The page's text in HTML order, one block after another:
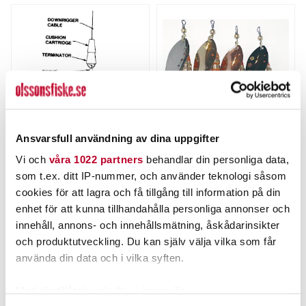
Ansvarsfull användning av dina uppgifter
Vi och våra 1022 partners behandlar din personliga data,
som t.ex. ditt IP-nummer, och använder teknologi såsom
cookies för att lagra och få tillgång till information på din
enhet för att kunna tillhandahålla personliga annonser och
innehåll, annons- och innehållsmätning, åskådarinsikter
och produktutveckling. Du kan själv välja vilka som får
använda din data och i vilka syften.
Terminator/Wirelås 1st
wirelås
Nuvarande pris:
139,00 krTidigare pris:
139,00 kr
195,00 kr
LÄGG I VARUKORGEN
TONI spinnare 12g
Nuvarande pris:
64,00 krTidigare pris:
79,00 kr
64,00 kr
79,00 kr